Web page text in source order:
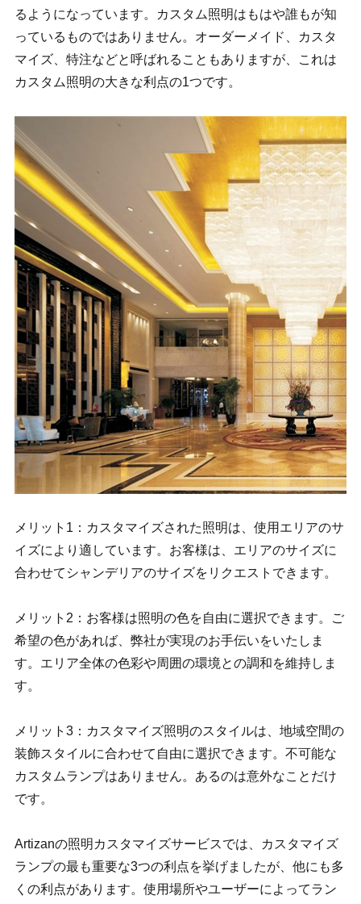
るようになっています。カスタム照明はもはや誰もが知
っているものではありません。オーダーメイド、カスタ
マイズ、特注などと呼ばれることもありますが、これは
カスタム照明の大きな利点の1つです。
メリット1：カスタマイズされた照明は、使用エリアのサ
イズにより適しています。お客様は、エリアのサイズに
合わせてシャンデリアのサイズをリクエストできます。
メリット2：お客様は照明の色を自由に選択できます。ご
希望の色があれば、弊社が実現のお手伝いをいたしま
す。エリア全体の色彩や周囲の環境との調和を維持しま
す。
メリット3：カスタマイズ照明のスタイルは、地域空間の
装飾スタイルに合わせて自由に選択できます。不可能な
カスタムランプはありません。あるのは意外なことだけ
です。
Artizanの照明カスタマイズサービスでは、カスタマイズ
ランプの最も重要な3つの利点を挙げましたが、他にも多
くの利点があります。使用場所やユーザーによってラン